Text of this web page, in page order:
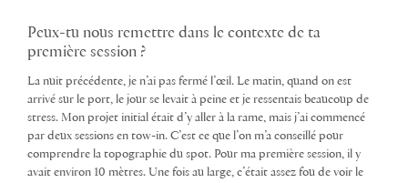
Peux-tu nous remettre dans le contexte de ta
première session ?
La nuit précédente, je n’ai pas fermé l’œil. Le matin, quand on est
arrivé sur le port, le jour se levait à peine et je ressentais beaucoup de
stress. Mon projet initial était d’y aller à la rame, mais j’ai commencé
par deux sessions en tow-in. C’est ce que l’on m’a conseillé pour
comprendre la topographie du spot. Pour ma première session, il y
avait environ 10 mètres. Une fois au large, c’était assez fou de voir le